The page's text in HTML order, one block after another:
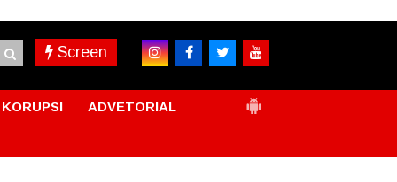
Screen
KORUPSI ADVETORIAL